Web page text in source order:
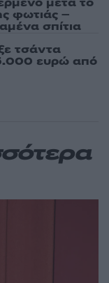
φωτιάς –
σπίτια
τσάντα
ευρώ από